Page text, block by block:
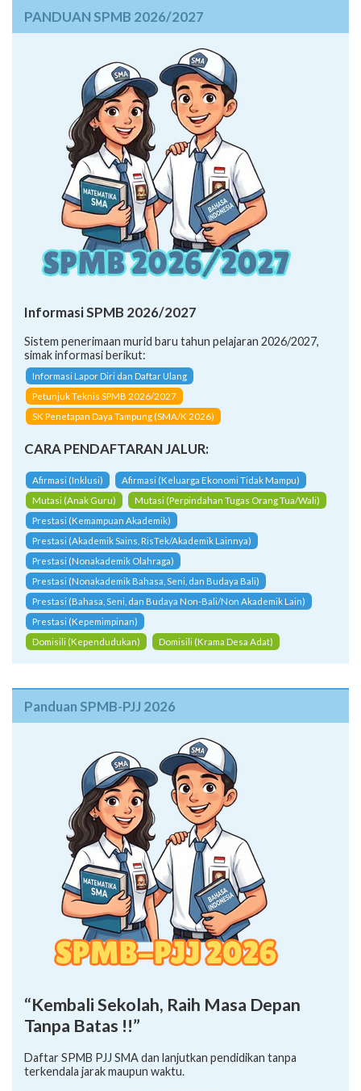
PANDUAN SPMB 2026/2027
Informasi SPMB 2026/2027
Sistem penerimaan murid baru tahun pelajaran 2026/2027,
simak informasi berikut:
Informasi Lapor Diri dan Daftar Ulang
Petunjuk Teknis SPMB 2026/2027
SK Penetapan Daya Tampung (SMA/K 2026)
CARA PENDAFTARAN JALUR:
Afirmasi (Inklusi)
Afirmasi (Keluarga Ekonomi Tidak Mampu)
Mutasi (Anak Guru)
Mutasi (Perpindahan Tugas Orang Tua/Wali)
Prestasi (Kemampuan Akademik)
Prestasi (Akademik Sains, RisTek/Akademik Lainnya)
Prestasi (Nonakademik Olahraga)
Prestasi (Nonakademik Bahasa, Seni, dan Budaya Bali)
Prestasi (Bahasa, Seni, dan Budaya Non-Bali/Non Akademik Lain)
Prestasi (Kepemimpinan)
Domisili (Kependudukan)
Domisili (Krama Desa Adat)
Panduan SPMB-PJJ 2026
“Kembali Sekolah, Raih Masa Depan
Tanpa Batas !!”
Daftar SPMB PJJ SMA dan lanjutkan pendidikan tanpa
terkendala jarak maupun waktu.